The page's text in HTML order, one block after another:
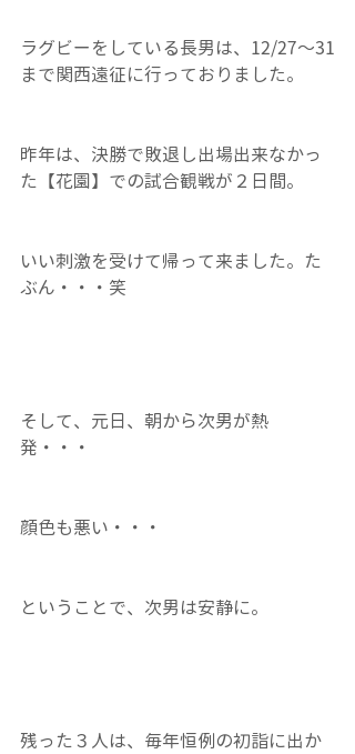
ラグビーをしている長男は、12/27～31
まで関西遠征に行っておりました。
昨年は、決勝で敗退し出場出来なかっ
た【花園】での試合観戦が２日間。
いい刺激を受けて帰って来ました。た
ぶん・・・笑
そして、元日、朝から次男が熱
発・・・
顔色も悪い・・・
ということで、次男は安静に。
残った３人は、毎年恒例の初詣に出か